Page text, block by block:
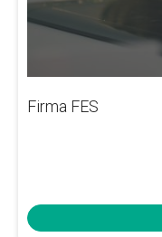
Firma FES